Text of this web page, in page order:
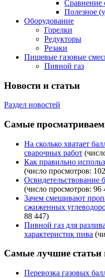
Сравнение
Полезное
Оборудование
Горелки
Редукторы
Резаки
Пищевые газовые
Пивной газ
Новости и статьи
Раздел новостей
Самые
На сколько хватает
сварочных работ
Как правильно
(число просмотров:
Освидетельствование
(число просмотров: 96
Зачем смешивают
сжиженных
88 447)
Пивной газ для
характеристик пива
Самые лучшие статьи
Перевозка газовых